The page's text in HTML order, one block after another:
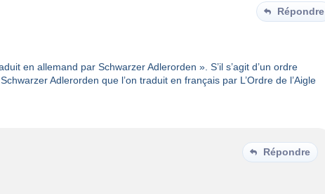
Répondre
en allemand par Schwarzer Adlerorden ». S’il s’agit d’un ordre
Adlerorden que l’on traduit en français par L’Ordre de l’Aigle
Répondre